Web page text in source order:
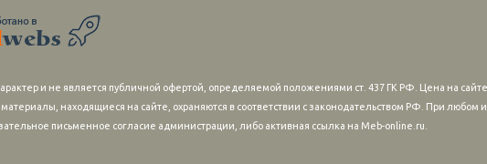
и не является публичной офертой, определяемой положениями ст. 437 ГК РФ. Цена на
находящиеся на сайте, охраняются в соответствии с законодательством РФ. При любом
письменное согласие администрации, либо активная ссылка на Meb-online.ru.